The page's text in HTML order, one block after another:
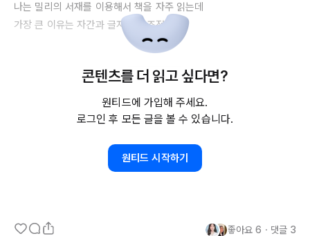
나는 밀리의 서재를 이용해서 책을 자주 읽는데
가장 큰 이유는 자간과 글자크기 조정이다.
조금 부담이 되는데 스크롤로 슥슥 읽다보면 남은 책과 글자들에
대한 부담이 줄어 들어 좋다.
올해 배움에 집중할 수 있도록
구매해 두었고,
콘텐츠를 더 읽고 싶다면?
원티드에 가입해 주세요.
로그인 후 모든 글을 볼 수 있습니다.
원티드 시작하기
좋아요 6 ・ 댓글 3